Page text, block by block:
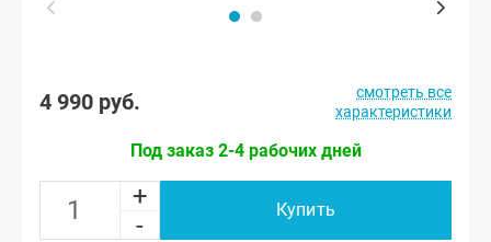
4 990 руб.
смотреть все
характеристики
Под заказ 2-4 рабочих дней
+
-
Купить